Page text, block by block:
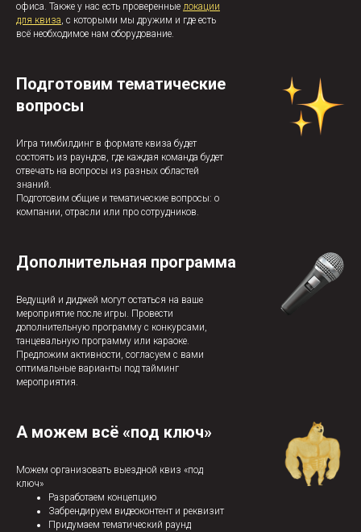
офиса. Также у нас есть проверенные локации
для квиза, с которыми мы дружим и где есть
всё необходимое нам оборудование.
Подготовим тематические
вопросы
Игра тимбилдинг в формате квиза будет
состоять из раундов, где каждая команда будет
отвечать на вопросы из разных областей
знаний.
Подготовим общие и тематические вопросы: о
компании, отрасли или про сотрудников.
Дополнительная программа
Ведущий и диджей могут остаться на ваше
мероприятие после игры. Провести
дополнительную программу с конкурсами,
танцевальную программу или караоке.
Предложим активности, согласуем с вами
оптимальные варианты под тайминг
мероприятия.
А можем всё «под ключ»
Можем организовать выездной квиз «под
ключ»
Разработаем концепцию
Забрендируем видеоконтент и реквизит
Придумаем тематический раунд